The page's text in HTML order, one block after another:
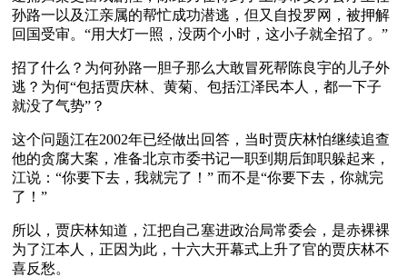
孙路一以及江亲属的帮忙成功潜逃，但又自投罗网，被押解
回国受审。“用大灯一照，没两个小时，这小子就全招了。”
招了什么？为何孙路一胆子那么大敢冒死帮陈良宇的儿子外
逃？为何“包括贾庆林、黄菊、包括江泽民本人，都一下子
就没了气势”？
这个问题江在2002年已经做出回答，当时贾庆林怕继续追查
他的贪腐大案，准备北京市委书记一职到期后卸职躲起来，
江说：“你要下去，我就完了！” 而不是“你要下去，你就完
了！”
所以，贾庆林知道，江把自己塞进政治局常委会，是赤裸裸
为了江本人，正因为此，十六大开幕式上升了官的贾庆林不
喜反愁。